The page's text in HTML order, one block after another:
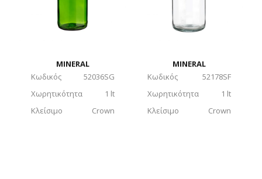
MINERAL
Κωδικός
52036SG
Χωρητικότητα
1 lt
Κλείσιμο
Crown
MINERAL
Κωδικός
52178SF
Χωρητικότητα
1 lt
Κλείσιμο
Crown